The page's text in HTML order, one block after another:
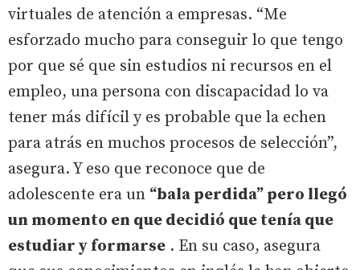
virtuales de atención a empresas. “Me
esforzado mucho para conseguir lo que tengo
por que sé que sin estudios ni recursos en el
empleo, una persona con discapacidad lo va
tener más difícil y es probable que la echen
para atrás en muchos procesos de selección”,
asegura. Y eso que reconoce que de
adolescente era un “bala perdida” pero llegó
un momento en que decidió que tenía que
estudiar y formarse . En su caso, asegura